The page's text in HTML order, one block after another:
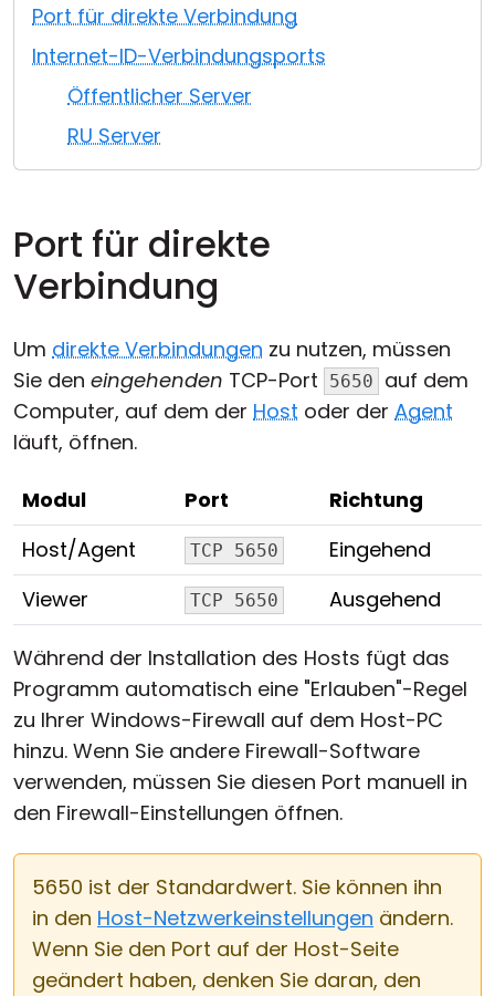
Port für direkte Verbindung
Internet-ID-Verbindungsports
Öffentlicher Server
RU Server
Port für direkte
Verbindung
Um direkte Verbindungen zu nutzen, müssen
Sie den eingehenden TCP-Port 5650
auf dem
Computer, auf dem der Host oder der Agent
läuft, öffnen.
Modul Port
Richtung
Host/Agent
TCP 5650
Eingehend
Viewer
TCP 5650 Ausgehend
Während der Installation des Hosts fügt das
Programm automatisch eine "Erlauben"-Regel
zu Ihrer Windows-Firewall auf dem Host-PC
hinzu. Wenn Sie andere Firewall-Software
verwenden, müssen Sie diesen Port manuell in
den Firewall-Einstellungen öffnen.
5650 ist der Standardwert. Sie können ihn
in den Host-Netzwerkeinstellungen ändern.
Wenn Sie den Port auf der Host-Seite
geändert haben, denken Sie daran, den
Cloud & On-Premise